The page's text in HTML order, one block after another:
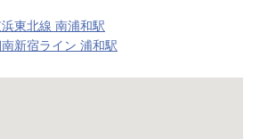
東北線 南浦和駅
新宿ライン 浦和駅